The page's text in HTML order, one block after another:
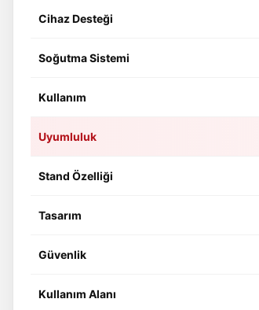
Cihaz Desteği
Soğutma Sistemi
Kullanım
Uyumluluk
Stand Özelliği
Tasarım
Güvenlik
Kullanım Alanı